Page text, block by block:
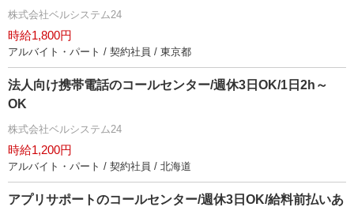
株式会社ベルシステム24
時給1,800円
アルバイト・パート / 契約社員 / 東京都
法人向け携帯電話のコールセンター/週休3日OK/1日2h～
OK
株式会社ベルシステム24
時給1,200円
アルバイト・パート / 契約社員 / 北海道
アプリサポートのコールセンター/週休3日OK/給料前払いあ